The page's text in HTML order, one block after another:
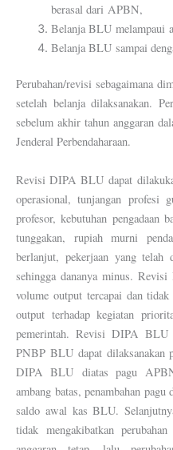
berasal dari APBN,
Belanja BLU melampaui
Belanja BLU sampai
Perubahan/revisi sebagaimana
setelah belanja dilaksanakan.
sebelum akhir tahun anggaran
Jenderal Perbendaharaan.
Revisi DIPA BLU dapat
operasional, tunjangan profesi
profesor, kebutuhan pengadaan
tunggakan, rupiah murni
berlanjut, pekerjaan yang telah
sehingga dananya minus.
volume output tercapai dan tidak
output terhadap kegiatan
pemerintah. Revisi DIPA BLU
PNBP BLU dapat
DIPA BLU diatas pagu
ambang batas, penambahan pagu
saldo awal kas BLU.
tidak mengakibatkan